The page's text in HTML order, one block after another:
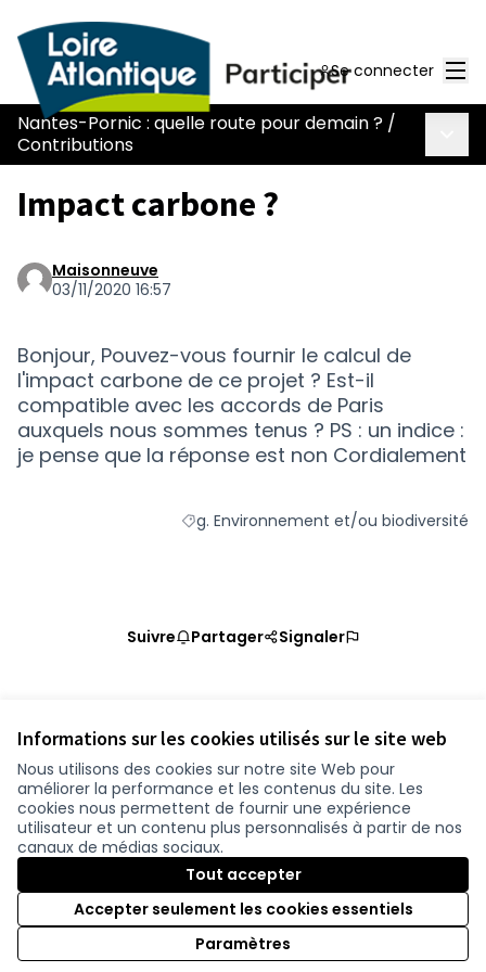
Informations sur les cookies utilisés sur le site web
Nous utilisons des cookies sur notre site Web pour
améliorer la performance et les contenus du site. Les
cookies nous permettent de fournir une expérience
utilisateur et un contenu plus personnalisés à partir de nos
canaux de médias sociaux.
Tout accepter
Accepter seulement les cookies essentiels
Paramètres
Se connecter
Nantes-Pornic : quelle route pour demain ? /
Contributions
Impact carbone ?
Maisonneuve
03/11/2020 16:57
Bonjour, Pouvez-vous fournir le calcul de
l'impact carbone de ce projet ? Est-il
compatible avec les accords de Paris
auxquels nous sommes tenus ? PS : un indice :
je pense que la réponse est non Cordialement
Filtrer les résultats de la catégorie : g.
g. Environnement et/ou biodiversité
Suivre Partager Signaler
Vérifiez l'empreinte numérique
Conditions d'utilisation
Paramètres des cookies
participer.loire-atlantique.fr sur Facebook
(Nouvelle fenêtre)
participer.loire-atlantique.fr sur Instagram
(Nouvelle fenêtre)
participer.loire-atlantique.fr sur YouTube
(Nouvelle fenêtre)
Site réalisé grâce aulogiciel libre Decidim .
Licence
(Nouvelle